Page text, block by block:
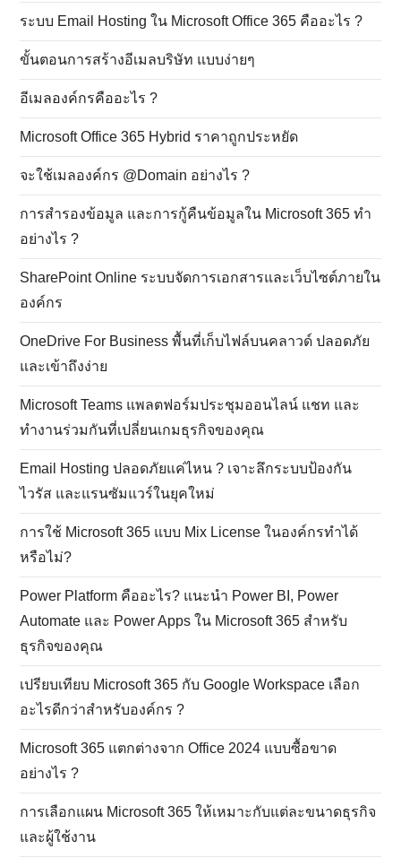
ระบบ Email Hosting ใน Microsoft Office 365 คืออะไร ?
ขั้นตอนการสร้างอีเมลบริษัท แบบง่ายๆ
อีเมลองค์กรคืออะไร ?
Microsoft Office 365 Hybrid ราคาถูกประหยัด
จะใช้เมลองค์กร @Domain อย่างไร ?
การสำรองข้อมูล และการกู้คืนข้อมูลใน Microsoft 365 ทำ
อย่างไร ?
SharePoint Online ระบบจัดการเอกสารและเว็บไซต์ภายใน
องค์กร
OneDrive For Business พื้นที่เก็บไฟล์บนคลาวด์ ปลอดภัย
และเข้าถึงง่าย
Microsoft Teams แพลตฟอร์มประชุมออนไลน์ แชท และ
ทำงานร่วมกันที่เปลี่ยนเกมธุรกิจของคุณ
Email Hosting ปลอดภัยแค่ไหน ? เจาะลึกระบบป้องกัน
ไวรัส และแรนซัมแวร์ในยุคใหม่
การใช้ Microsoft 365 แบบ Mix License ในองค์กรทำได้
หรือไม่?
Power Platform คืออะไร? แนะนำ Power BI, Power
Automate และ Power Apps ใน Microsoft 365 สำหรับ
ธุรกิจของคุณ
เปรียบเทียบ Microsoft 365 กับ Google Workspace เลือก
อะไรดีกว่าสำหรับองค์กร ?
Microsoft 365 แตกต่างจาก Office 2024 แบบซื้อขาด
อย่างไร ?
การเลือกแผน Microsoft 365 ให้เหมาะกับแต่ละขนาดธุรกิจ
และผู้ใช้งาน